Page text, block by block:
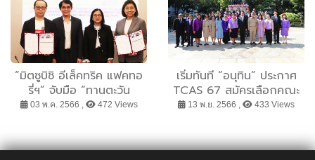
“มิตซูบิชิ อีเล็คทริค แฟคทอ
รี่ฯ” จับมือ “ทานตะวัน
อุตสาหกรรม” ลงนามข้อ
ขานรับงานใหญ่ “พลาสติก
03 พ.ค. 2566 , 472 Views
เริ่มทันที “อนุทิน” ประกาศ
TCAS 67 สมัครเลือกคณะ
ฟรี หนุน “ศุภมาส” ดัน อว.
13 พ.ย. 2566 , 433 Views